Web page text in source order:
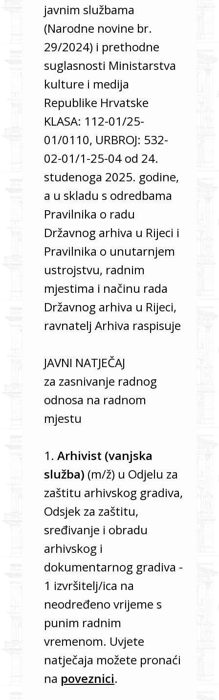
javnim službama
(Narodne novine br.
29/2024) i prethodne
suglasnosti Ministarstva
kulture i medija
Republike Hrvatske
KLASA: 112-01/25-
01/0110, URBROJ: 532-
02-01/1-25-04 od 24.
studenoga 2025. godine,
a u skladu s odredbama
Pravilnika o radu
Državnog arhiva u Rijeci i
Pravilnika o unutarnjem
ustrojstvu, radnim
mjestima i načinu rada
Državnog arhiva u Rijeci,
ravnatelj Arhiva raspisuje
JAVNI NATJEČAJ
za zasnivanje radnog
odnosa na radnom
mjestu
1. Arhivist (vanjska
služba) (m/ž) u Odjelu za
zaštitu arhivskog gradiva,
Odsjek za zaštitu,
sređivanje i obradu
arhivskog i
dokumentarnog gradiva -
1 izvršitelj/ica na
neodređeno vrijeme s
punim radnim
vremenom. Uvjete
natječaja možete pronaći
na poveznici.